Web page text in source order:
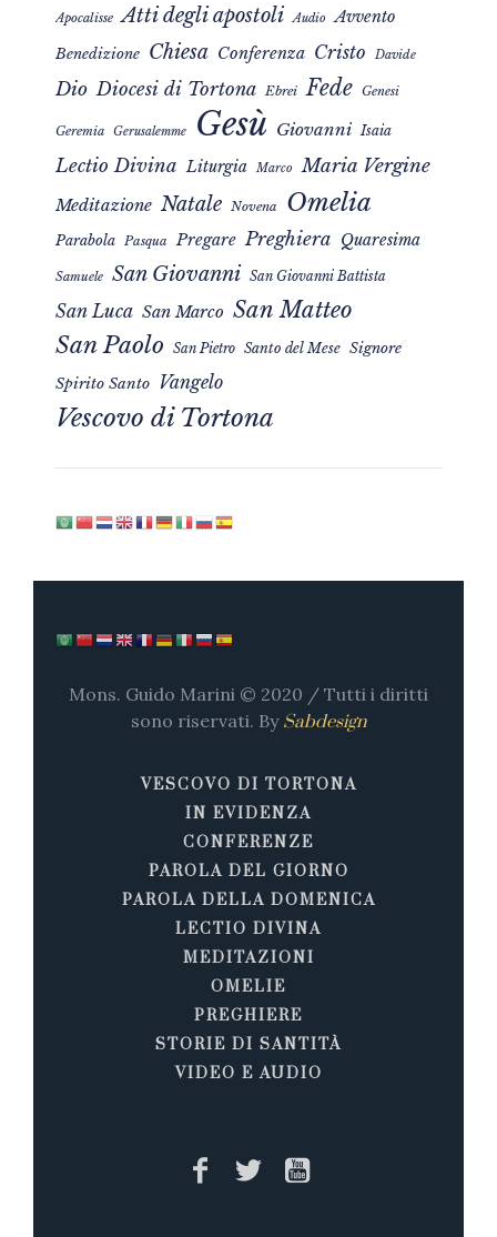
Apocalisse Atti degli apostoli Audio Avvento
Benedizione Chiesa Conferenza Cristo Davide
Dio Diocesi di Tortona Ebrei Fede Genesi
Geremia Gerusalemme Gesù Giovanni Isaia
Lectio Divina Liturgia Marco Maria Vergine
Meditazione Natale Novena Omelia
Parabola Pasqua Pregare Preghiera Quaresima
Samuele San Giovanni San Giovanni Battista
San Luca San Marco San Matteo
San Paolo San Pietro Santo del Mese Signore
Spirito Santo Vangelo
Vescovo di Tortona
Mons. Guido Marini © 2020 / Tutti i diritti
sono riservati. By Sabdesign
VESCOVO DI TORTONA
IN EVIDENZA
CONFERENZE
PAROLA DEL GIORNO
PAROLA DELLA DOMENICA
LECTIO DIVINA
MEDITAZIONI
OMELIE
PREGHIERE
STORIE DI SANTITÀ
VIDEO E AUDIO